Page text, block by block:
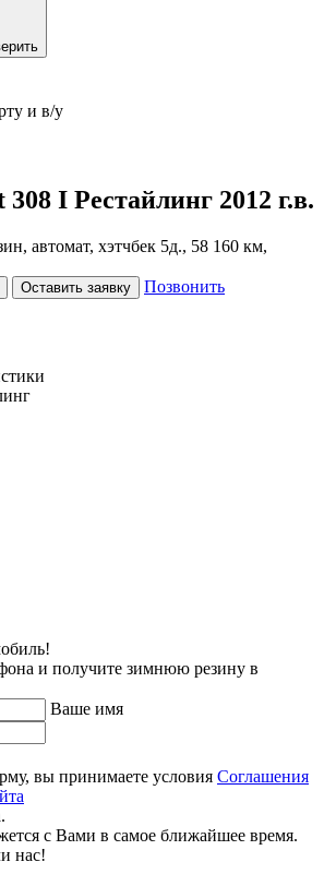
и в/у
308 I Рестайлинг 2012 г.в.
автомат, хэтчбек 5д., 58 160 км,
Оставить заявку
Позвонить
и получите зимнюю резину в
Ваше имя
вы принимаете условия Соглашения
с Вами в самое ближайшее время.
нас!